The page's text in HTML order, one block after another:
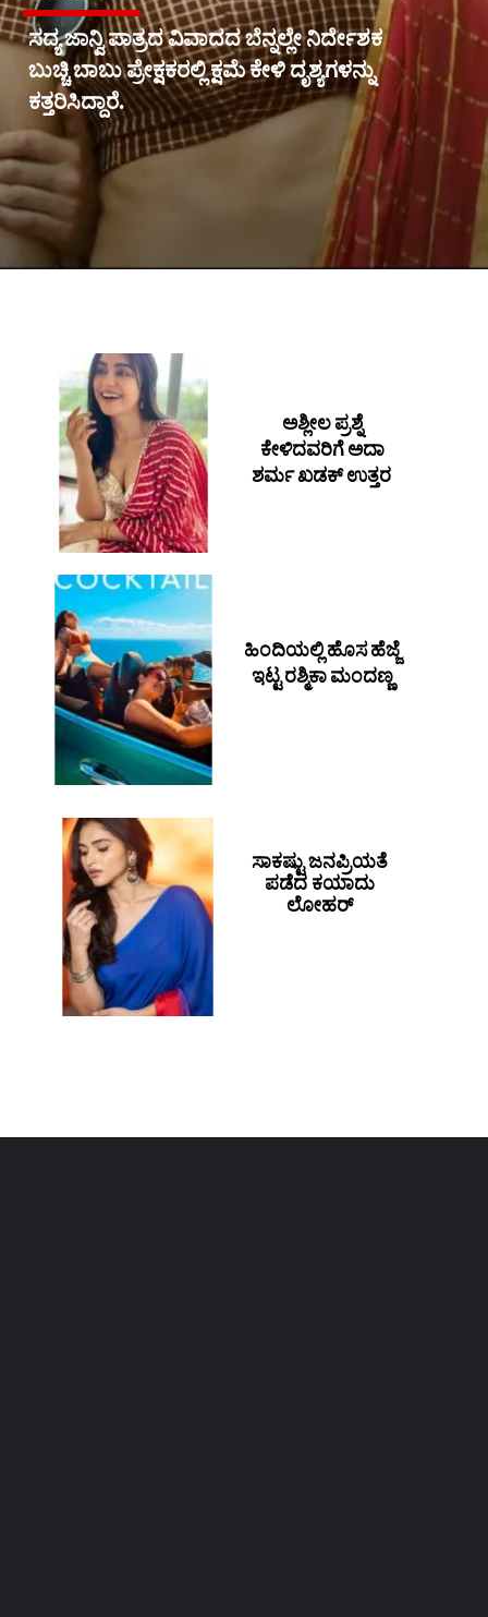
ಸದ್ಯ ಜಾನ್ವಿ ಪಾತ್ರದ ವಿವಾದದ ಬೆನ್ನಲ್ಲೇ ನಿರ್ದೇಶಕ
ಬುಚ್ಚಿ ಬಾಬು ಪ್ರೇಕ್ಷಕರಲ್ಲಿ ಕ್ಷಮೆ ಕೇಳಿ ದೃಶ್ಯಗಳನ್ನು
ಕತ್ತರಿಸಿದ್ದಾರೆ.
ಹಿಂದಿಯಲ್ಲಿ ಹೊಸ ಹೆಜ್ಜೆ
ಇಟ್ಟ ರಶ್ಮಿಕಾ ಮಂದಣ್ಣ
ಸಾಕಷ್ಟು ಜನಪ್ರಿಯತೆ
ಪಡೆದ ಕಯಾದು
ಲೋಹರ್
ಅಶ್ಲೀಲ ಪ್ರಶ್ನೆ
ಕೇಳಿದವರಿಗೆ ಅದಾ
ಶರ್ಮ ಖಡಕ್ ಉತ್ತರ